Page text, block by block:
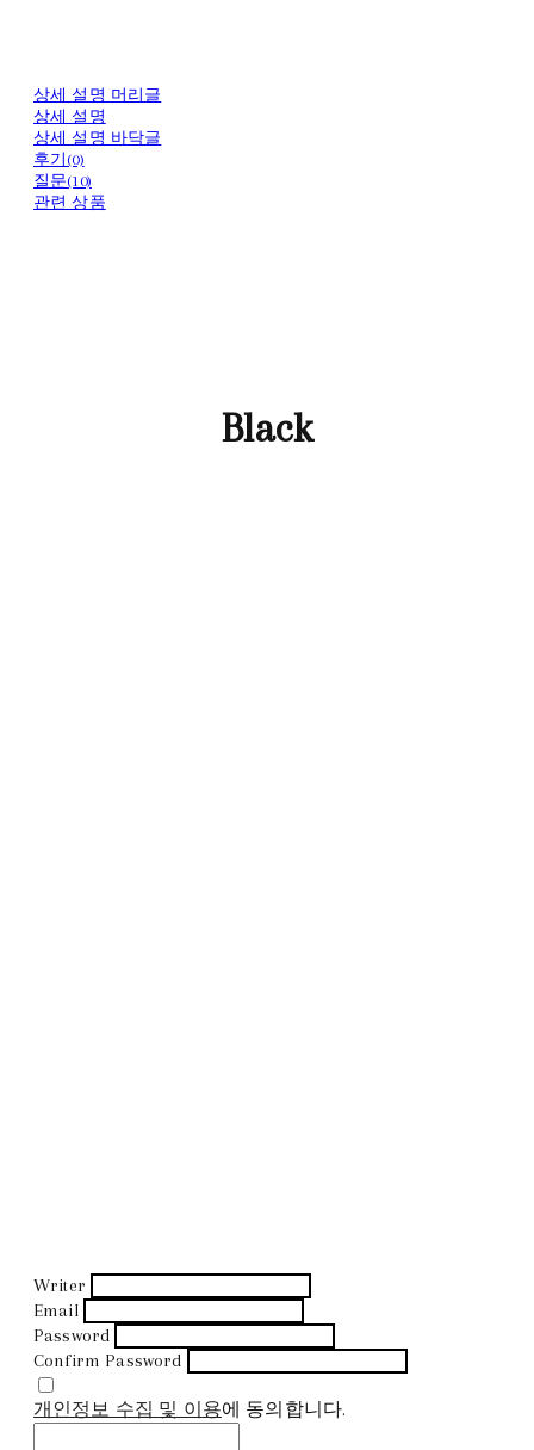
상세 설명 머리글
상세 설명
상세 설명 바닥글
후기(0)
질문(10)
관련 상품
Black
Writer
Email
Password
Confirm Password
개인정보 수집 및 이용에 동의합니다.